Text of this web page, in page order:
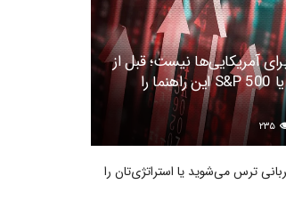
آمریکایی‌ها نیست؛ قبل از
خرید اپل، انویدیا یا S&P 500 این راهنما را
ترس می‌شوید یا استراتژی‌تان را